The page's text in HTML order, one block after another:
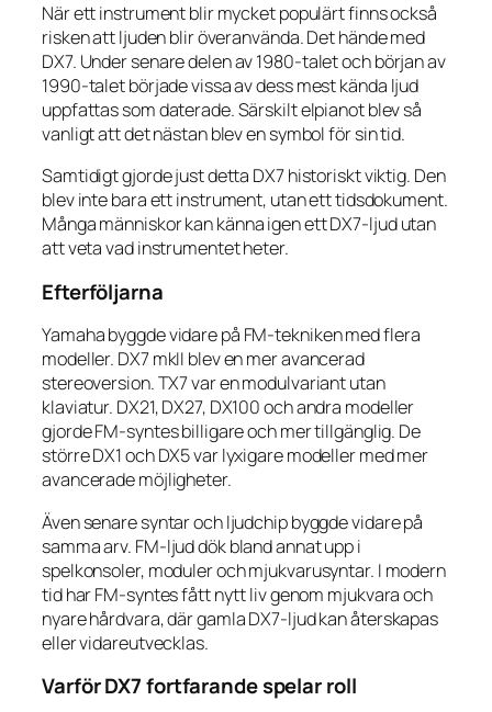
När ett instrument blir mycket populärt finns också
risken att ljuden blir överanvända. Det hände med
DX7. Under senare delen av 1980-talet och början av
1990-talet började vissa av dess mest kända ljud
uppfattas som daterade. Särskilt elpianot blev så
vanligt att det nästan blev en symbol för sin tid.
Samtidigt gjorde just detta DX7 historiskt viktig. Den
blev inte bara ett instrument, utan ett tidsdokument.
Många människor kan känna igen ett DX7-ljud utan
att veta vad instrumentet heter.
Efterföljarna
Yamaha byggde vidare på FM-tekniken med flera
modeller. DX7 mkII blev en mer avancerad
stereoversion. TX7 var en modulvariant utan
klaviatur. DX21, DX27, DX100 och andra modeller
gjorde FM-syntes billigare och mer tillgänglig. De
större DX1 och DX5 var lyxigare modeller med mer
avancerade möjligheter.
Även senare syntar och ljudchip byggde vidare på
samma arv. FM-ljud dök bland annat upp i
spelkonsoler, moduler och mjukvarusyntar. I modern
tid har FM-syntes fått nytt liv genom mjukvara och
nyare hårdvara, där gamla DX7-ljud kan återskapas
eller vidareutvecklas.
Varför DX7 fortfarande spelar roll